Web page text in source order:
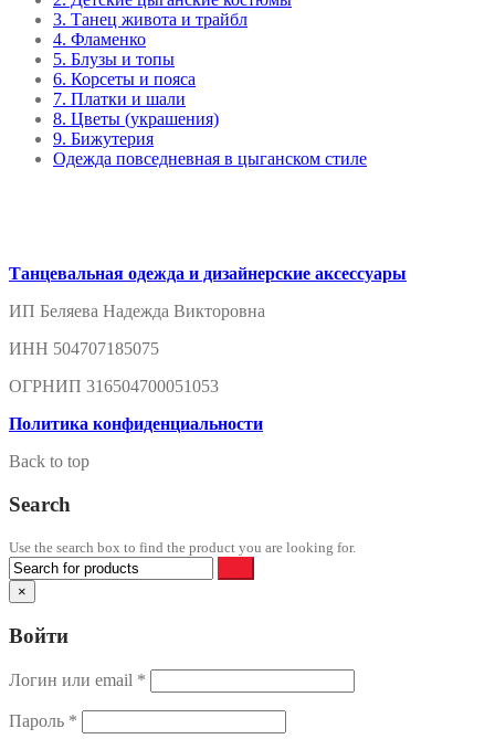
3. Танец живота и трайбл
4. Фламенко
5. Блузы и топы
6. Корсеты и пояса
7. Платки и шали
8. Цветы (украшения)
9. Бижутерия
Одежда повседневная в цыганском стиле
Танцевальная одежда и дизайнерские аксессуары
ИП Беляева Надежда Викторовна
ИНН 504707185075
ОГРНИП 316504700051053
Политика конфиденциальности
Back to top
Search
Use the search box to find the product you are looking for.
×
Войти
Логин или email *
Пароль *